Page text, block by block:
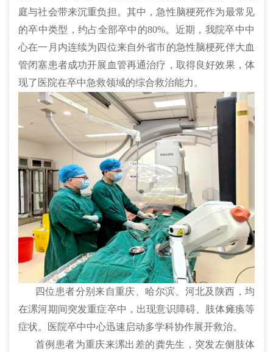
庭与社会带来沉重负担。其中，急性脑梗死作为最常见
的卒中类型，约占全部卒中的80%。近期，我院卒中中
心在一月内连续为四位来自外省市的急性脑梗死伴大血
管闭塞患者成功开展血管再通治疗，取得良好效果，体
现了医院在卒中急救领域的综合救治能力。
四位患者分别来自重庆、哈尔滨、河北及陕西，均
在漯河期间突发重症卒中，出现意识障碍、肢体瘫痪等
症状。医院卒中中心迅速启动多学科协作展开救治。
首例患者为重庆来漯出差的龚先生，突发左侧肢体